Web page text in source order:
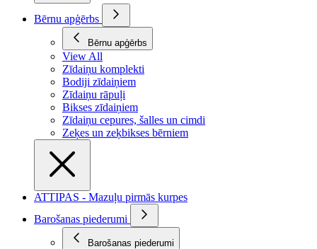
Bērnu apģērbs
Bērnu apģērbs
View All
Zīdaiņu komplekti
Bodiji zīdaiņiem
Zīdaiņu rāpuļi
Bikses zīdaiņiem
Zīdaiņu cepures, šalles un cimdi
Zeķes un zeķbikses bērniem
ATTIPAS - Mazuļu pirmās kurpes
Barošanas piederumi
Barošanas piederumi